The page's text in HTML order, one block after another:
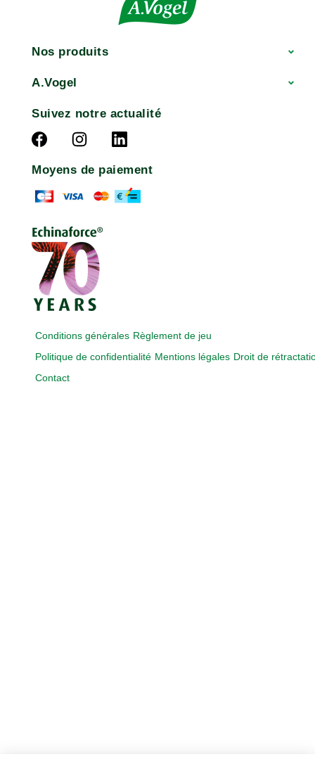
Nos produits
A.Vogel
Suivez notre actualité
Moyens de paiement
Conditions générales Règlement de jeu
Politique de confidentialité Mentions légales Droit de
Contact